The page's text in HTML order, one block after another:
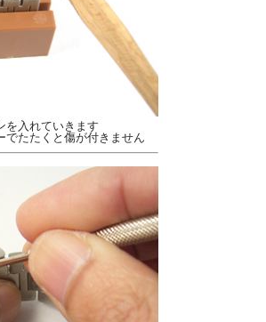
を入れていきます
でたたくと傷が付きません